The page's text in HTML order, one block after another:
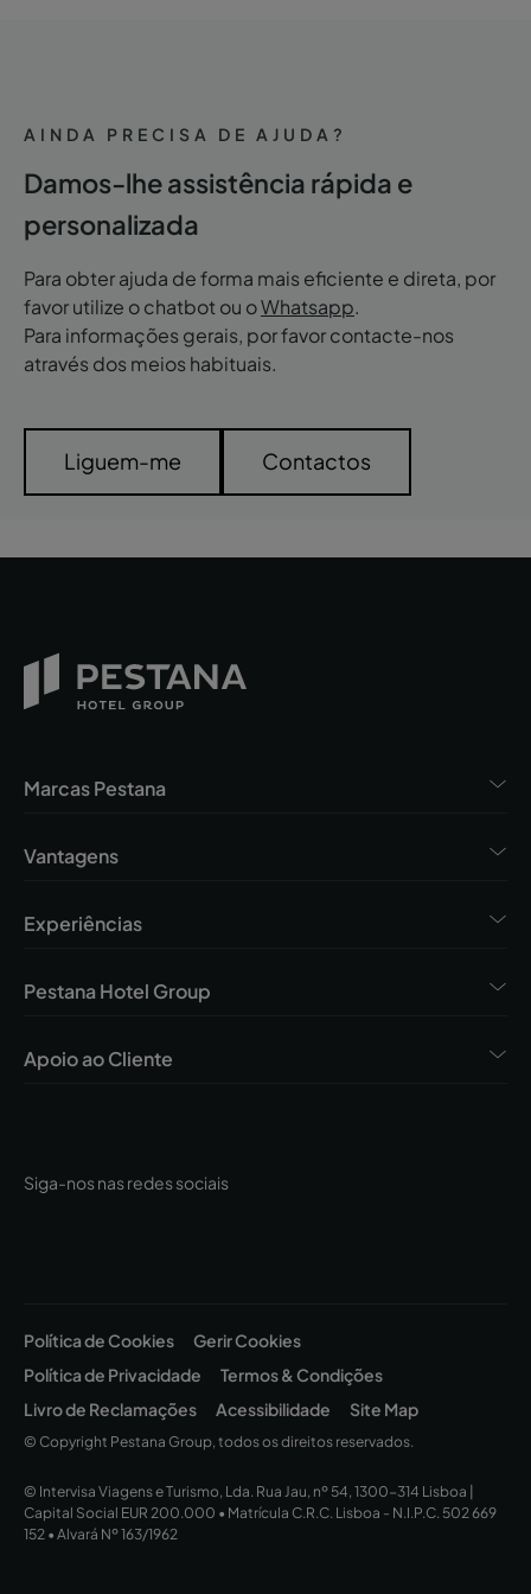
AINDA PRECISA DE AJUDA?
Damos-lhe assistência rápida e
personalizada
Para obter ajuda de forma mais eficiente e direta, por
favor utilize o chatbot ou oWhatsapp.
Para informações gerais, por favor contacte-nos
através dos meios habituais.
Liguem-me Contactos
Siga-nos nas redes sociais
Marcas Pestana
Vantagens
Experiências
Pestana Hotel Group
Apoio ao Cliente
Política de Cookies
Gerir Cookies
Política de Privacidade
Termos & Condições
Livro de Reclamações
Acessibilidade Site Map
© Copyright Pestana Group, todos os direitos reservados.
© Intervisa Viagens e Turismo, Lda. Rua Jau, nº 54, 1300-314 Lisboa |
Capital Social EUR 200.000 • Matrícula C.R.C. Lisboa - N.I.P.C. 502 669
152 • Alvará Nº 163/1962